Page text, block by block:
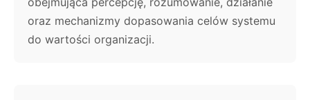
oraz mechanizmy dopasowania celów systemu
do wartości organizacji.